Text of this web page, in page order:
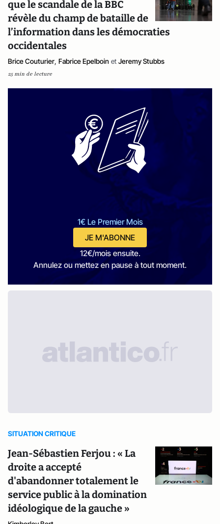
que le scandale de la BBC
révèle du champ de bataille de
l’information dans les démocraties
occidentales
Brice Couturier, Fabrice Epelboin et Jeremy Stubbs
25 min de lecture
1€ Le Premier Mois
JE M'ABONNE
12€/mois ensuite.
Annulez ou mettez en pause à tout moment.
SITUATION CRITIQUE
Jean-Sébastien Ferjou : « La
droite a accepté
d'abandonner totalement le
service public à la domination
idéologique de la gauche »